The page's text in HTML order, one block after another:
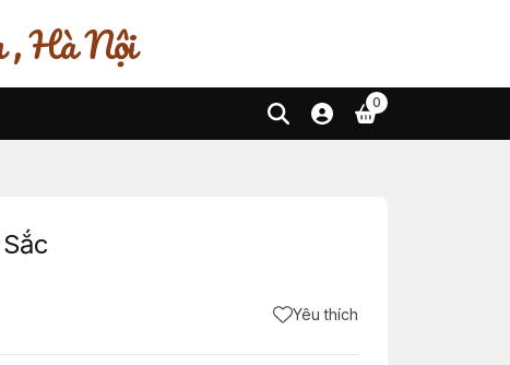
, Hà Nội
0
Yêu thích